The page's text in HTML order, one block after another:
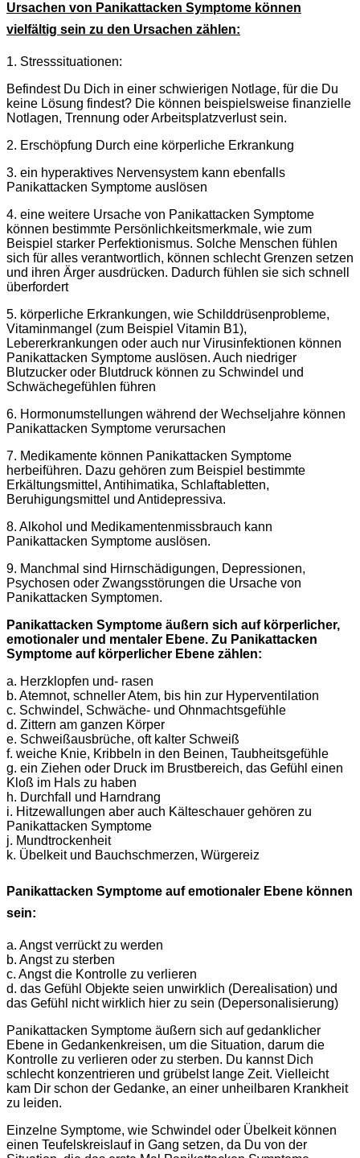
Ursachen von Panikattacken Symptome können
vielfältig sein zu den Ursachen zählen:
1. Stresssituationen:
Befindest Du Dich in einer schwierigen Notlage, für die Du
keine Lösung findest? Die können beispielsweise finanzielle
Notlagen, Trennung oder Arbeitsplatzverlust sein.
2. Erschöpfung Durch eine körperliche Erkrankung
3. ein hyperaktives Nervensystem kann ebenfalls
Panikattacken Symptome auslösen
4. eine weitere Ursache von Panikattacken Symptome
können bestimmte Persönlichkeitsmerkmale, wie zum
Beispiel starker Perfektionismus. Solche Menschen fühlen
sich für alles verantwortlich, können schlecht Grenzen setzen
und ihren Ärger ausdrücken. Dadurch fühlen sie sich schnell
überfordert
5. körperliche Erkrankungen, wie Schilddrüsenprobleme,
Vitaminmangel (zum Beispiel Vitamin B1),
Lebererkrankungen oder auch nur Virusinfektionen können
Panikattacken Symptome auslösen. Auch niedriger
Blutzucker oder Blutdruck können zu Schwindel und
Schwächegefühlen führen
6. Hormonumstellungen während der Wechseljahre können
Panikattacken Symptome verursachen
7. Medikamente können Panikattacken Symptome
herbeiführen. Dazu gehören zum Beispiel bestimmte
Erkältungsmittel, Antihimatika, Schlaftabletten,
Beruhigungsmittel und Antidepressiva.
8. Alkohol und Medikamentenmissbrauch kann
Panikattacken Symptome auslösen.
9. Manchmal sind Hirnschädigungen, Depressionen,
Psychosen oder Zwangsstörungen die Ursache von
Panikattacken Symptomen.
Panikattacken Symptome äußern sich auf körperlicher,
emotionaler und mentaler Ebene. Zu Panikattacken
Symptome auf körperlicher Ebene zählen:
a. Herzklopfen und- rasen
b. Atemnot, schneller Atem, bis hin zur Hyperventilation
c. Schwindel, Schwäche- und Ohnmachtsgefühle
d. Zittern am ganzen Körper
e. Schweißausbrüche, oft kalter Schweiß
f. weiche Knie, Kribbeln in den Beinen, Taubheitsgefühle
g. ein Ziehen oder Druck im Brustbereich, das Gefühl einen
Kloß im Hals zu haben
h. Durchfall und Harndrang
i. Hitzewallungen aber auch Kälteschauer gehören zu
Panikattacken Symptome
j. Mundtrockenheit
k. Übelkeit und Bauchschmerzen, Würgereiz
Panikattacken Symptome auf emotionaler Ebene können
sein:
a. Angst verrückt zu werden
b. Angst zu sterben
c. Angst die Kontrolle zu verlieren
d. das Gefühl Objekte seien unwirklich (Derealisation) und
das Gefühl nicht wirklich hier zu sein (Depersonalisierung)
Panikattacken Symptome äußern sich auf gedanklicher
Ebene in Gedankenkreisen, um die Situation, darum die
Kontrolle zu verlieren oder zu sterben. Du kannst Dich
schlecht konzentrieren und grübelst lange Zeit. Vielleicht
kam Dir schon der Gedanke, an einer unheilbaren Krankheit
zu leiden.
Einzelne Symptome, wie Schwindel oder Übelkeit können
einen Teufelskreislauf in Gang setzen, da Du von der